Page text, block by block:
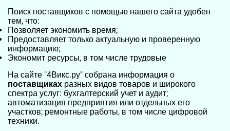
Поиск поставщиков с помощью нашего сайта удобен
тем, что:
Позволяет экономить время;
Предоставляет только актуальную и проверенную
информацию;
Экономит ресурсы, в том числе трудовые
На сайте "4Викс.ру" собрана информация о
поставщиках разных видов товаров и широкого
спектра услуг: бухгалтерский учет и аудит;
автоматизация предприятия или отдельных его
участков; ремонтные работы, в том числе цифровой
техники.